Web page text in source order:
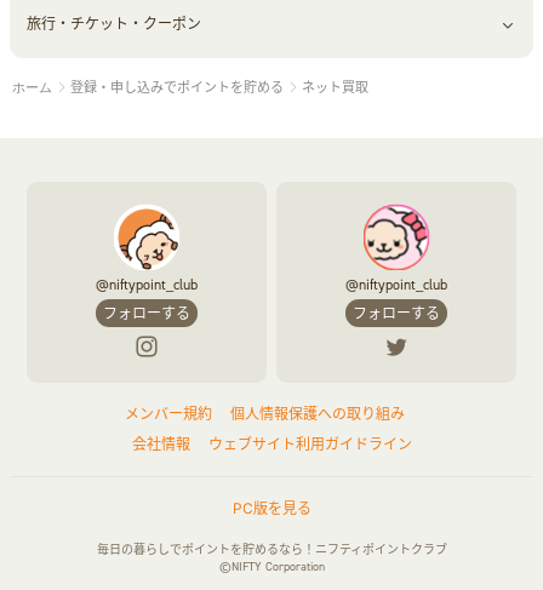
赤ちゃん・こども・マタニティ
ペット
オフィス・文具
すべて見る
ゲーム・趣味
旅行・チケット・クーポン
すべて見る
チケット・クーポン・チラシ
ホーム 登録・申し込みでポイントを貯める ネット買取
@niftypoint_club
フォローする
@niftypoint_club
フォローする
メンバー規約
個人情報保護への取り組み
会社情報
ウェブサイト利用ガイドライン
PC版を見る
毎日の暮らしでポイントを貯めるなら！ニフティポイントクラブ
©NIFTY Corporation